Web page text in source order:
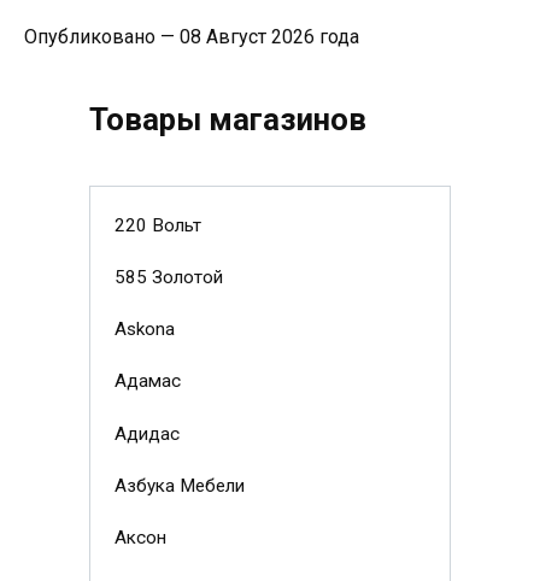
Опубликовано — 08 Август 2026 года
Товары магазинов
220 Вольт
585 Золотой
Askona
Адамас
Адидас
Азбука Мебели
Аксон